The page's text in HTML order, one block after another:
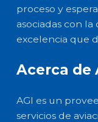
proceso y
asociadas con
excelencia que
Acerca de
AGI es un
servicios de